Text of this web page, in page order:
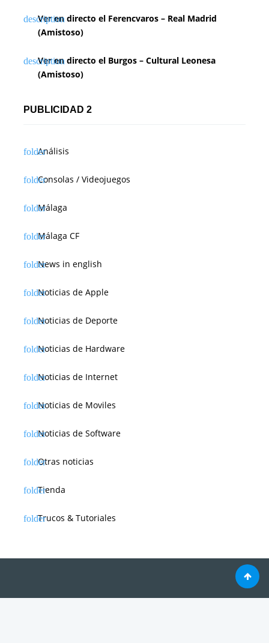
Ver en directo el Ferencvaros – Real Madrid
(Amistoso)
Ver en directo el Burgos – Cultural Leonesa
(Amistoso)
PUBLICIDAD 2
Análisis
Consolas / Videojuegos
Málaga
Málaga CF
News in english
Noticias de Apple
Noticias de Deporte
Noticias de Hardware
Noticias de Internet
Noticias de Moviles
Noticias de Software
Otras noticias
Tienda
Trucos & Tutoriales